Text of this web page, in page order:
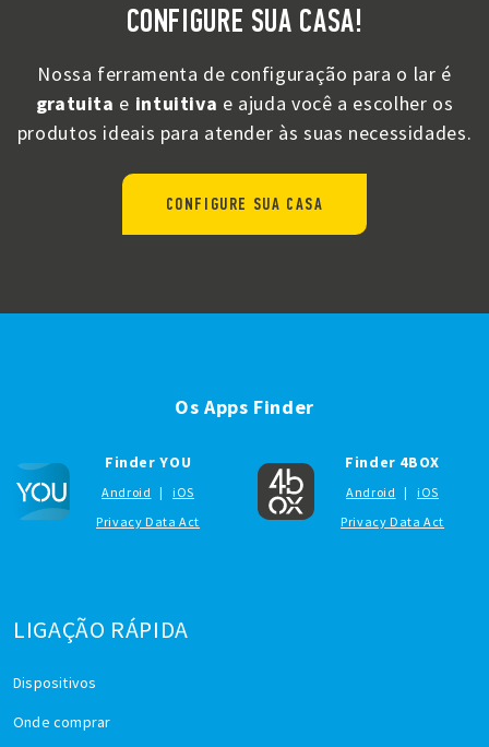
CONFIGURE SUA CASA!
Nossa ferramenta de configuração para o lar é
gratuita e intuitiva e ajuda você a escolher os
produtos ideais para atender às suas necessidades.
CONFIGURE SUA CASA
LIGAÇÃO RÁPIDA
Dispositivos
Onde comprar
Os Apps Finder
Finder YOU
Android |
iOS
Privacy Data Act
Finder 4BOX
Android |
iOS
Privacy Data Act